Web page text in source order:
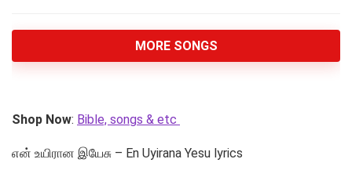
MORE SONGS
Shop Now: Bible, songs & etc
என் உயிரான இயேசு – En Uyirana Yesu lyrics